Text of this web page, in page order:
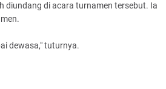
diundang di acara turnamen tersebut. Ia
dewasa," tuturnya.